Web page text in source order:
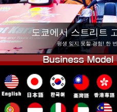
도쿄 시부야 애넥스
도쿄 아사쿠사
오키나와
도쿄에서 스트리트
평생 잊지 못할 경험! 한